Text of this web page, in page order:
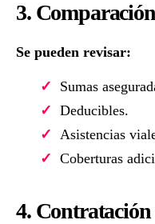
3.
Se pueden revisar:
Sumas
Deducibles.
Asistencias
Coberturas
4.